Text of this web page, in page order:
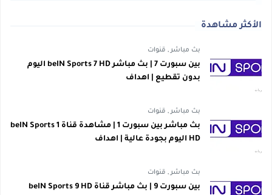
الأكثر مشاهدة
بث مباشر , قنوات
بين سبورت 7 | بث مباشر beIN Sports 7 HD اليوم
بدون تقطيع | اهداف
بث مباشر , قنوات
بث مباشر بين سبورت 1 | مشاهدة قناة beIN Sports 1
HD اليوم بجودة عالية | اهداف
بث مباشر , قنوات
بين سبورت 9 | بث مباشر قناة beIN Sports 9 HD